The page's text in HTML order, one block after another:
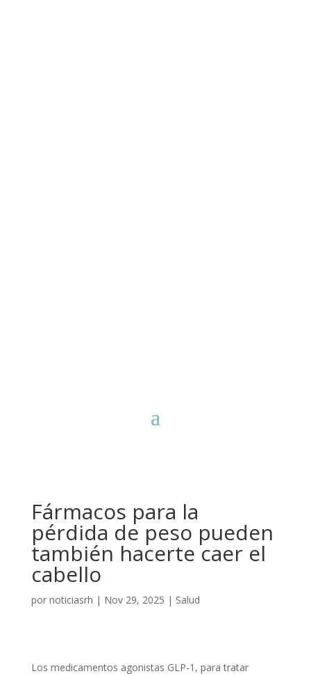
Fármacos para la
pérdida de peso pueden
también hacerte caer el
cabello
por noticiasrh | Nov 29, 2025 | Salud
Los medicamentos agonistas GLP-1, para tratar